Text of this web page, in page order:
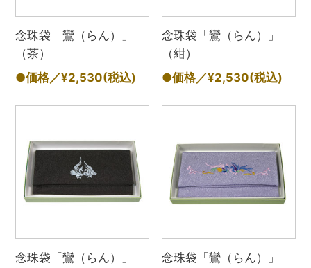
念珠袋「鸞（らん）」
（茶）
●価格／¥2,530(税込)
念珠袋「鸞（らん）」
（紺）
●価格／¥2,530(税込)
念珠袋「鸞（らん）」
念珠袋「鸞（らん）」